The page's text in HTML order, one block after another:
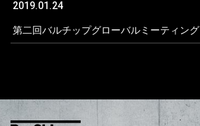
2019.01.24
第二回バルチップグローバルミーティング